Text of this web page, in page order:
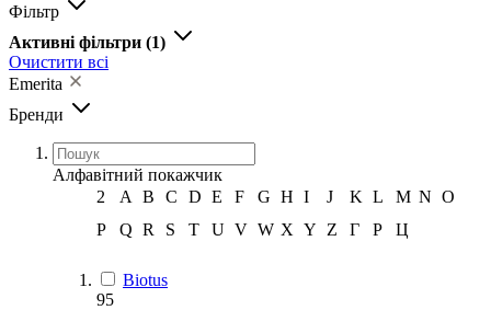
Фільтр
Активні фільтри (1)
Очистити всі
Emerita
Бренди
Алфавітний покажчик
2
A B C D E F G H I J K L M N O
P
Q R S T U V W X Y Z Г Р Ц
Biotus
95